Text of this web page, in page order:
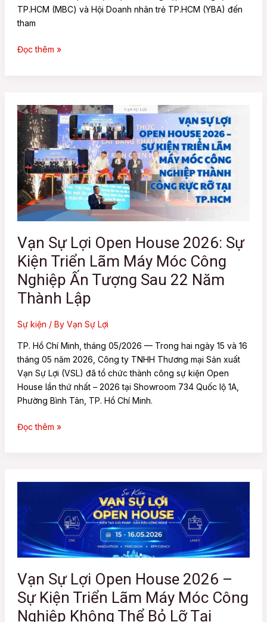
TP.HCM (MBC) và Hội Doanh nhân trẻ TP.HCM (YBA) đến
tham
Đọc thêm »
Vạn Sự Lợi Open House 2026: Sự
Kiện Triển Lãm Máy Móc Công
Nghiệp Ấn Tượng Sau 22 Năm
Thành Lập
Sự kiện / By Vạn Sự Lợi
TP. Hồ Chí Minh, tháng 05/2026 — Trong hai ngày 15 và 16
tháng 05 năm 2026, Công ty TNHH Thương mại Sản xuất
Vạn Sự Lợi (VSL) đã tổ chức thành công sự kiện Open
House lần thứ nhất – 2026 tại Showroom 734 Quốc lộ 1A,
Phường Bình Tân, TP. Hồ Chí Minh.
Vạn
Sự
Lợi
Open
House
2026:
Sự
Kiện
Triển
Lãm
Máy
Móc
Công
Nghiệp
Ấn
Sau
22
Năm
Thành
Lập
Đọc thêm »
Vạn Sự Lợi Open House 2026 –
Sự Kiện Triển Lãm Máy Móc Công
Nghiệp Không Thể Bỏ Lỡ Tại
Lợi
Open
House
2026
–
Sự
Kiện
Triển